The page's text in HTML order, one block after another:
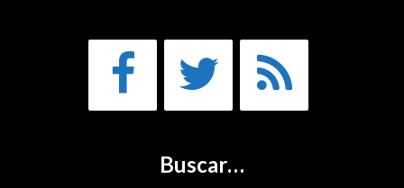
Buscar…